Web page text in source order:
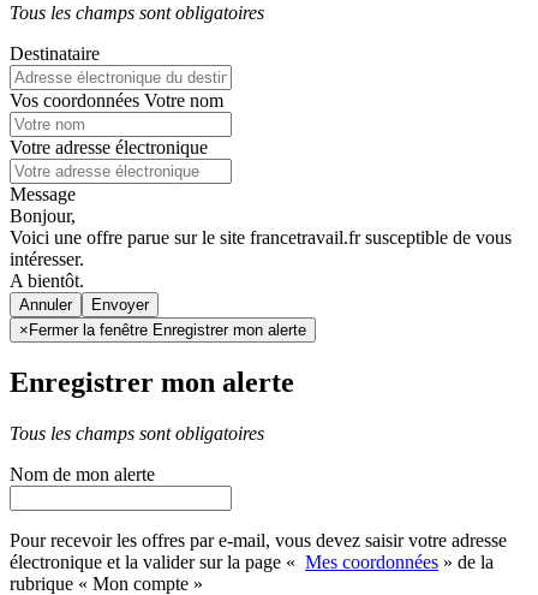
Tous les champs sont obligatoires
Destinataire
Vos coordonnées Votre nom
Votre adresse électronique
Message
Bonjour,
Voici une offre parue sur le site francetravail.fr susceptible de vous
intéresser.
A bientôt.
Annuler
× Fermer la fenêtre Enregistrer mon alerte
Enregistrer mon alerte
Tous les champs sont obligatoires
Nom de mon alerte
Pour recevoir les offres par e-mail, vous devez saisir votre adresse
électronique et la valider sur la page « Mes coordonnées » de la
rubrique « Mon compte »